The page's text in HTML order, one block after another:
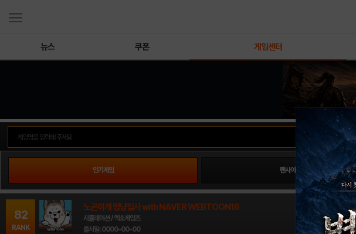
뉴스 쿠폰 게임센터
인기게임 팬사이트순위
82
RANK
노곤하개 멍냥집사 with NAVER WEBTOON16
시뮬레이션 / 엑소게임즈
출시일: 0000-00-00